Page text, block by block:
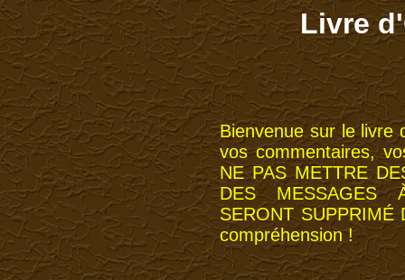
Livre
Bienvenue sur le livre
vos commentaires,
NE PAS METTRE
DES MESSAGES
SERONT
compréhension !